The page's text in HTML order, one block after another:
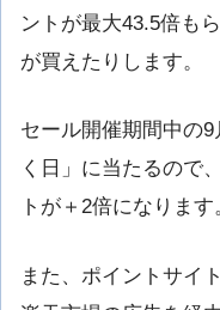
ントが最大43.5倍も
が買えたりします。
セール開催期間中の
く日」に当たるので
トが＋2倍になります
また、ポイントサイ